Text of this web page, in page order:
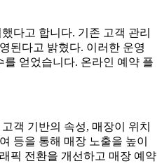
다고 합니다. 기존 고객 관리
된다고 밝혔다. 이러한 운영
얻었습니다. 온라인 예약 플
객 기반의 속성, 매장이 위치
등을 통해 매장 노출을 높이
픽 전환을 개선하고 매장 예약